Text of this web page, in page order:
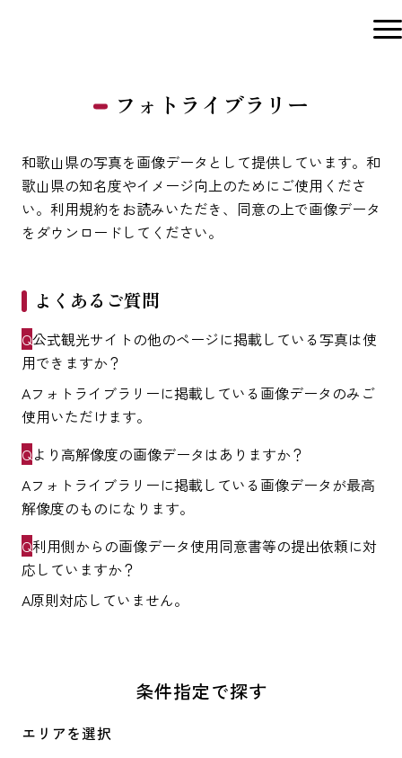
フォトライブラリー
和歌山県の写真を画像データとして提供しています。和
歌山県の知名度やイメージ向上のためにご使用くださ
い。利用規約をお読みいただき、同意の上で画像データ
をダウンロードしてください。
よくあるご質問
公式観光サイトの他のページに掲載している写真は使
用できますか？
フォトライブラリーに掲載している画像データのみご
使用いただけます。
より高解像度の画像データはありますか？
フォトライブラリーに掲載している画像データが最高
解像度のものになります。
利用側からの画像データ使用同意書等の提出依頼に対
応していますか？
原則対応していません。
条件指定で探す
エリアを選択